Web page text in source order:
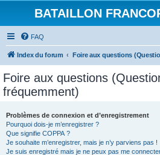
BATAILLON
FAQ
Index du forum Foire aux questions
Foire aux questions
fréquemment)
Problèmes de connexion et d’enregistrement
Pourquoi dois-je m’enregistrer ?
Que signifie COPPA ?
Je souhaite m’enregistrer, mais je n’y parviens pas !
Je suis enregistré mais je ne peux pas me